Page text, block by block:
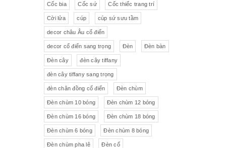
Pha lê Đĩa trang trí
Sứ hồng
Ấm chén sứ Tiệp Bộ trà
Sữa
Tượng đồng Thảm
Độc bình Đồ đồng
Tượng sứ Đồ trang trí nhỏ
L'art Bronze Qualité France
Karlovy Vary
Cốc bia Cốc sứ Cốc thiếc trang trí
Cời lửa cúp cúp sứ sưu tầm
decor châu Âu cổ điển
decor cổ điển sang trọng Đèn Đèn bàn
Đèn cây đèn cây tiffany
đèn cây tiffany sang trọng
đèn chân đồng cổ điển Đèn chùm
Đèn chùm 10 bóng Đèn chùm 12 bóng
Đèn chùm 16 bóng Đèn chùm 18 bóng
Đèn chùm 6 bóng Đèn chùm 8 bóng
Đèn chùm pha lê Đèn cổ